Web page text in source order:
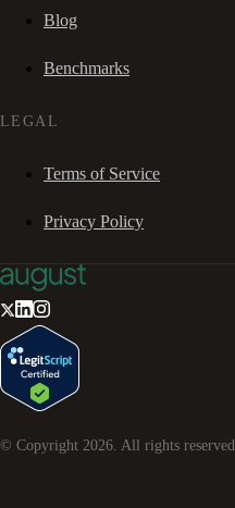
Blog
Benchmarks
LEGAL
Terms of Service
Privacy Policy
© Copyright 2026 . All rights reserved.